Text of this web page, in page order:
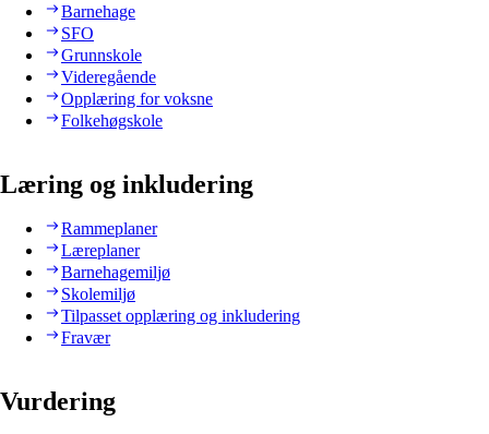
Barnehage
SFO
Grunnskole
Videregående
Opplæring for voksne
Folkehøgskole
Læring og inkludering
Rammeplaner
Læreplaner
Barnehagemiljø
Skolemiljø
Tilpasset opplæring og inkludering
Fravær
Vurdering